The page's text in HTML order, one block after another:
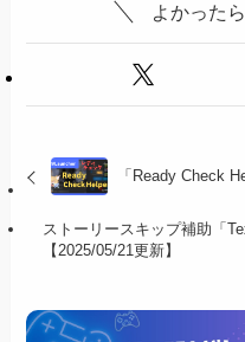
よかった
「Ready Check
ストーリースキップ補助「
【2025/05/21更新】